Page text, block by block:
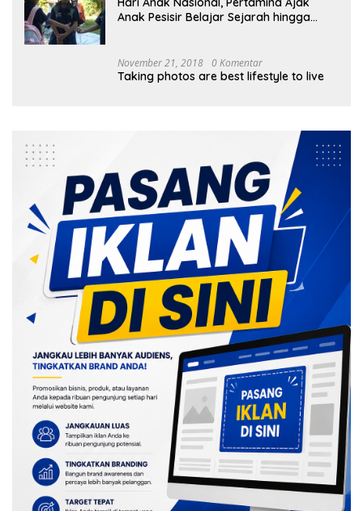
Anak Pesisir Belajar Sejarah hingga
November 21, 2018 0 Komentar
Taking photos are best lifestyle to live